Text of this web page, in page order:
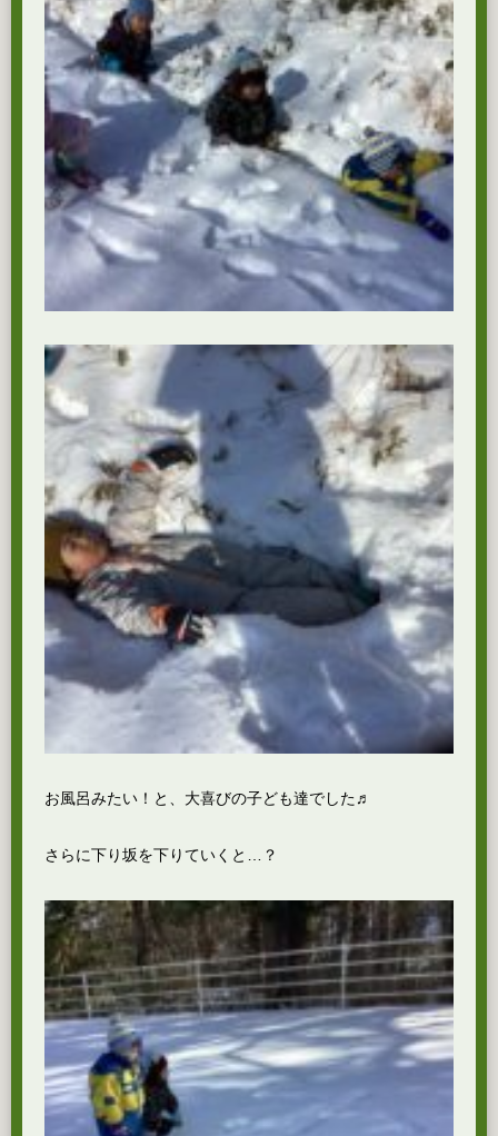
お風呂みたい！と、大喜びの子ども達でした♬
さらに下り坂を下りていくと…？